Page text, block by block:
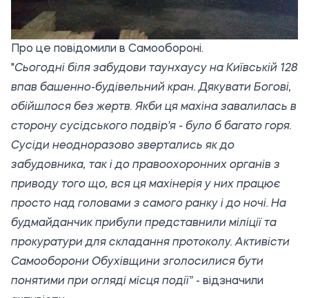
Про це повідомили в Самообороні.
"Сьогоднi біля забудови таунхаусу на Київській 128
впав башенно-будівельний кран. Дякувати Богові,
обійшлося без жертв. Якби ця махіна завалилась в
сторону сусідського подвір'я - було б багато горя.
Сусіди неодноразово звертались як до
забудовника, так і до правоохоронних органів з
приводу того що, вся ця махінерія у них працює
просто над головами з самого ранку і до ночі. На
будмайданчик прибули представнили міліції та
прокуратури для складання протоколу. Активісти
Самооборони Обухівщини зголосилися бути
понятими при огляді місця події" - відзначили